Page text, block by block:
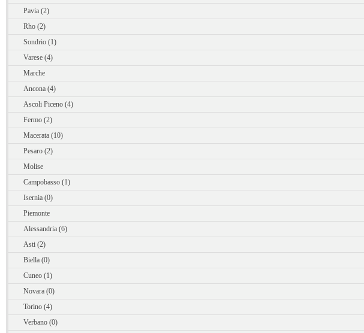
Pavia (2)
Rho (2)
Sondrio (1)
Varese (4)
Marche
Ancona (4)
Ascoli Piceno (4)
Fermo (2)
Macerata (10)
Pesaro (2)
Molise
Campobasso (1)
Isernia (0)
Piemonte
Alessandria (6)
Asti (2)
Biella (0)
Cuneo (1)
Novara (0)
Torino (4)
Verbano (0)